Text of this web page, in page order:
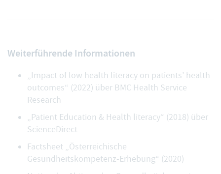
Weiterführende Informationen
„Impact of low health literacy on patients’ health
outcomes“ (2022) über BMC Health Service
Research
„Patient Education & Health literacy“ (2018) über
ScienceDirect
Factsheet „Österreichische
Gesundheitskompetenz-Erhebung“ (2020)